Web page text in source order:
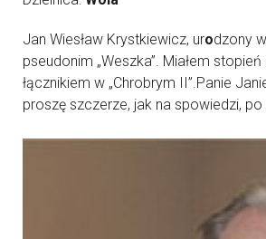
Jan Wiesław Krystkiewicz, urodzony
pseudonim „Weszka”. Miałem
łącznikiem w „Chrobrym II”.Panie
proszę szczerze, jak na spowiedzi, po